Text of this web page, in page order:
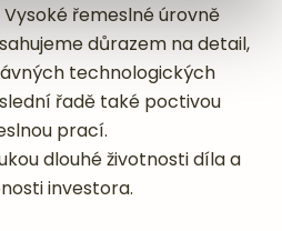
řemeslné úrovně
důrazem na detail,
technologických
řadě také poctivou
prací.
dlouhé životnosti díla a
investora.